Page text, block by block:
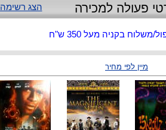
הצג רשימה פעולה למכירה
משלוח בקניה מעל 350 ש"ח
מיין לפי מחיר